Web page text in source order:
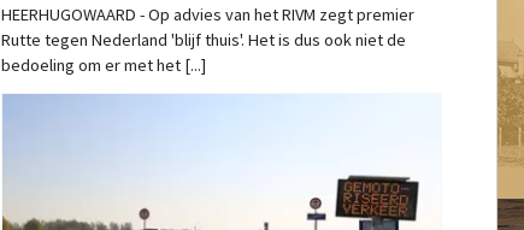
HEERHUGOWAARD - Op advies van het RIVM zegt premier
Rutte tegen Nederland 'blijf thuis'. Het is dus ook niet de
bedoeling om er met het [...]